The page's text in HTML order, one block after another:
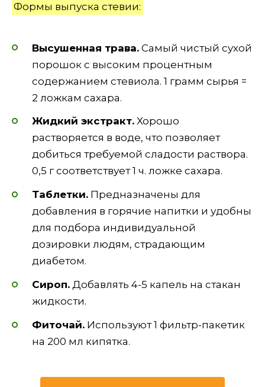
Формы выпуска стевии:
Высушенная трава. Самый чистый сухой
порошок с высоким процентным
содержанием стевиола. 1 грамм сырья =
2 ложкам сахара.
Жидкий экстракт. Хорошо
растворяется в воде, что позволяет
добиться требуемой сладости раствора.
0,5 г соответствует 1 ч. ложке сахара.
Таблетки. Предназначены для
добавления в горячие напитки и удобны
для подбора индивидуальной
дозировки людям, страдающим
диабетом.
Сироп. Добавлять 4-5 капель на стакан
жидкости.
Фиточай. Используют 1 фильтр-пакетик
на 200 мл кипятка.